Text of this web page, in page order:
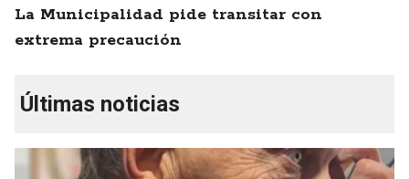
La Municipalidad pide transitar con
extrema precaución
Últimas noticias